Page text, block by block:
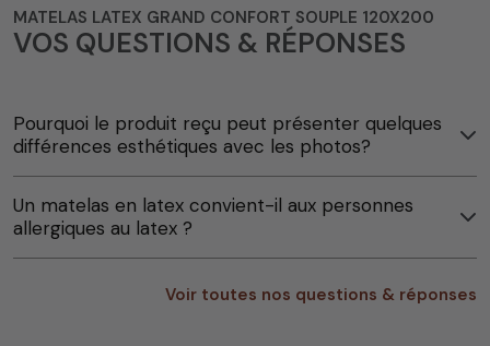
MATELAS LATEX GRAND CONFORT SOUPLE 120X200
VOS QUESTIONS & RÉPONSES
Pourquoi le produit reçu peut présenter quelques
différences esthétiques avec les photos?
Un matelas en latex convient-il aux personnes
allergiques au latex ?
Voir toutes nos questions & réponses